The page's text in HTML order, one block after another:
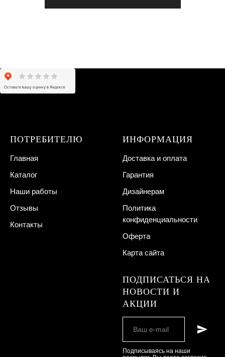
ПОТРЕБИТЕЛЮ
Главная
Каталог
Наши работы
Отзывы
Контакты
ИНФОРМАЦИЯ
Доставка и оплата
Гарантия
Дизайнерам
Политика
конфиденциальности
Оферта
Карта сайта
ПОДПИСАТЬСЯ НА
НОВОСТИ И
АКЦИИ
Подписываясь на наши